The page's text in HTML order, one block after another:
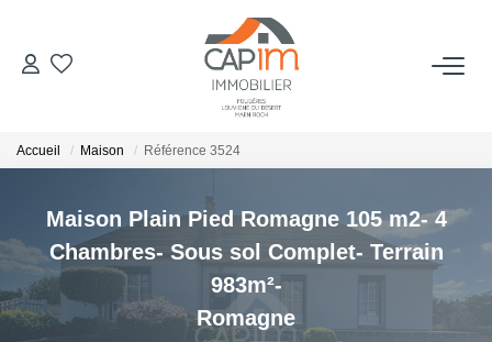
VENTES
NOTRE AGENCE
Qui Sommes Nous
Notre Équipe
Accueil Maison Référence 3524
Maison Plain Pied Romagne 105 m2- 4
Chambres- Sous sol Complet- Terrain
983m²-
Romagne